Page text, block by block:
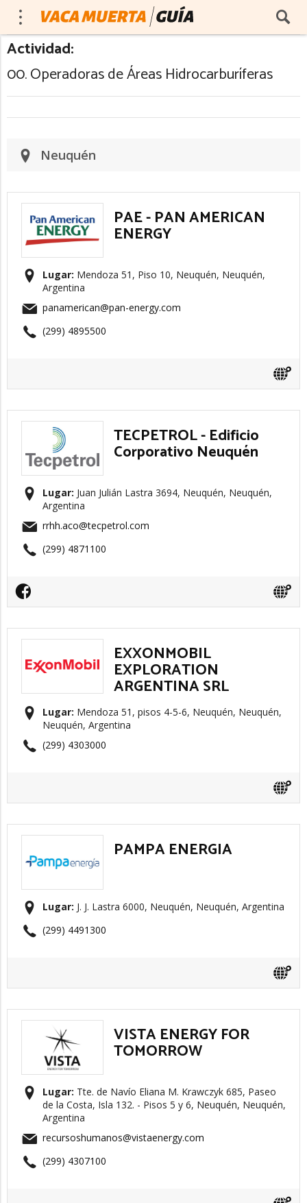
Actividad:
00. Operadoras de Áreas Hidrocarburíferas
Neuquén
PAE - PAN AMERICAN
ENERGY
Lugar: Mendoza 51, Piso 10, Neuquén, Neuquén,
Argentina
panamerican@pan-energy.com
(299) 4895500
TECPETROL - Edificio
Corporativo Neuquén
Lugar: Juan Julián Lastra 3694, Neuquén, Neuquén,
Argentina
rrhh.aco@tecpetrol.com
(299) 4871100
EXXONMOBIL
EXPLORATION
ARGENTINA SRL
Lugar: Mendoza 51, pisos 4-5-6, Neuquén, Neuquén,
Neuquén, Argentina
(299) 4303000
PAMPA ENERGIA
Lugar: J. J. Lastra 6000, Neuquén, Neuquén, Argentina
(299) 4491300
VISTA ENERGY FOR
TOMORROW
Lugar: Tte. de Navío Eliana M. Krawczyk 685, Paseo
de la Costa, Isla 132. - Pisos 5 y 6, Neuquén, Neuquén,
Argentina
recursoshumanos@vistaenergy.com
(299) 4307100